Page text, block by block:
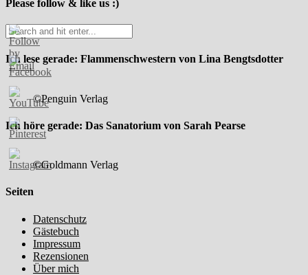
Please follow & like us :)
Ich lese gerade: Flammenschwestern von Lina Bengtsdotter
©Penguin Verlag
Ich höre gerade: Das Sanatorium von Sarah Pearse
©Goldmann Verlag
Seiten
Datenschutz
Gästebuch
Impressum
Rezensionen
Über mich